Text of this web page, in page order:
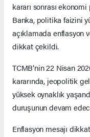
kararı sonrası
Banka, politika faizini
açıklamada enflasyon
dikkat çekildi.
TCMB’nin 22 Nisan
kararında, jeopolitik
yüksek oynaklık
duruşunun devam
Enflasyon mesajı